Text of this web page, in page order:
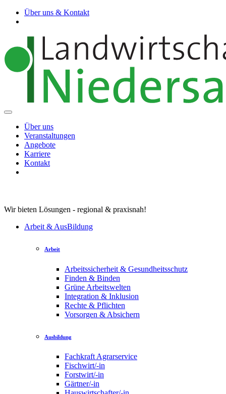
Über uns & Kontakt
Über uns
Veranstaltungen
Angebote
Karriere
Kontakt
Wir bieten Lösungen - regional & praxisnah!
Arbeit & AusBildung
Arbeit
Arbeitssicherheit & Gesundheitsschutz
Finden & Binden
Grüne Arbeitswelten
Integration & Inklusion
Rechte & Pflichten
Vorsorgen & Absichern
Ausbildung
Fachkraft Agrarservice
Fischwirt/-in
Forstwirt/-in
Gärtner/-in